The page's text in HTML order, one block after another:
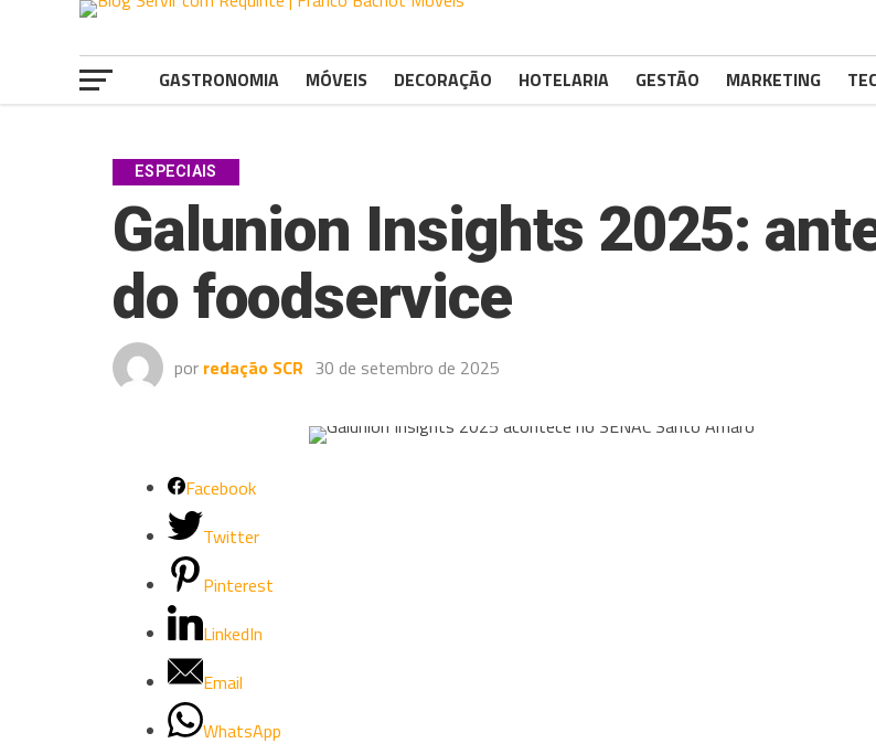
GASTRONOMIA MÓVEIS DECORAÇÃO HOTELARIA GESTÃO MARKETING
ESPECIAIS
Galunion Insights 2025:
do foodservice
por redação SCR 30 de setembro de 2025
Facebook
Twitter
Pinterest
LinkedIn
Email
WhatsApp